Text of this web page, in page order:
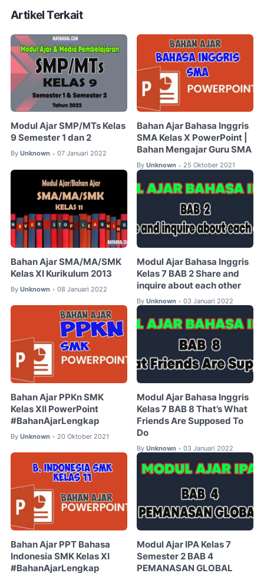
Artikel Terkait
Modul Ajar SMP/MTs Kelas
9 Semester 1 dan 2
By Unknown • 07 Januari 2022
Bahan Ajar Bahasa Inggris
SMA Kelas X PowerPoint |
Bahan Mengajar Guru SMA
By Unknown • 25 Oktober 2021
Bahan Ajar SMA/MA/SMK
Kelas XI Kurikulum 2013
By Unknown • 08 Januari 2022
Modul Ajar Bahasa Inggris
Kelas 7 BAB 2 Share and
inquire about each other
By Unknown • 03 Januari 2022
Bahan Ajar PPKn SMK
Kelas XII PowerPoint
#BahanAjarLengkap
By Unknown • 20 Oktober 2021
Modul Ajar Bahasa Inggris
Kelas 7 BAB 8 That’s What
Friends Are Supposed To
Do
By Unknown • 03 Januari 2022
Bahan Ajar PPT Bahasa
Indonesia SMK Kelas XI
#BahanAjarLengkap
Modul Ajar IPA Kelas 7
Semester 2 BAB 4
PEMANASAN GLOBAL